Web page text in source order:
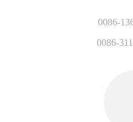
0086-
0086-